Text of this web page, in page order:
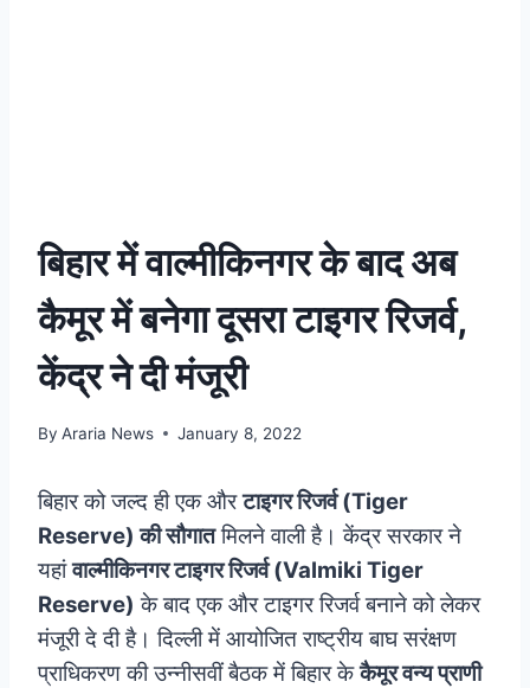
बिहार में वाल्मीकिनगर के बाद अब
कैमूर में बनेगा दूसरा टाइगर रिजर्व,
केंद्र ने दी मंजूरी
By Araria News January 8, 2022
बिहार को जल्द ही एक औरटाइगर रिजर्व (Tiger
Reserve) की सौगातमिलने वाली है। केंद्र सरकार ने
यहांवाल्मीकिनगर टाइगर रिजर्व (Valmiki Tiger
Reserve) के बाद एक और टाइगर रिजर्व बनाने को लेकर
मंजूरी दे दी है। दिल्ली में आयोजित राष्ट्रीय बाघ सरंक्षण
प्राधिकरण की उन्नीसवीं बैठक में बिहार केकैमूर वन्य प्राणी